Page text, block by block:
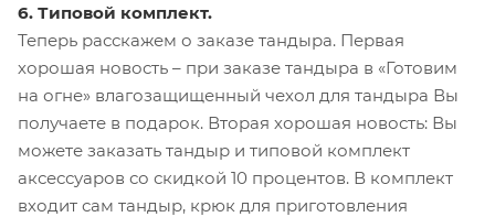
6. Типовой комплект.
Теперь расскажем о заказе тандыра. Первая
хорошая новость – при заказе тандыра в «Готовим
на огне» влагозащищенный чехол для тандыра Вы
получаете в подарок. Вторая хорошая новость: Вы
можете заказать тандыр и типовой комплект
аксессуаров со скидкой 10 процентов. В комплект
входит сам тандыр, крюк для приготовления